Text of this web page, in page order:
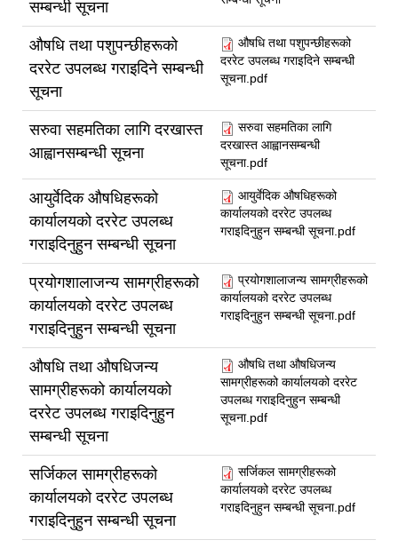
सम्बन्धी सूचना
औषधि तथा पशुपन्छीहरूको
दररेट उपलब्ध गराइदिने सम्बन्धी
सूचना
औषधि तथा पशुपन्छीहरूको
दररेट उपलब्ध गराइदिने सम्बन्धी
सूचना.pdf
सरुवा सहमतिका लागि दरखास्त
आह्वानसम्बन्धी सूचना
सरुवा सहमतिका लागि
दरखास्त आह्वानसम्बन्धी
सूचना.pdf
आयुर्वेदिक औषधिहरूको
कार्यालयको दररेट उपलब्ध
गराइदिनुहुन सम्बन्धी सूचना
आयुर्वेदिक औषधिहरूको
कार्यालयको दररेट उपलब्ध
गराइदिनुहुन सम्बन्धी सूचना.pdf
प्रयोगशालाजन्य सामग्रीहरूको
कार्यालयको दररेट उपलब्ध
गराइदिनुहुन सम्बन्धी सूचना
प्रयोगशालाजन्य सामग्रीहरूको
कार्यालयको दररेट उपलब्ध
गराइदिनुहुन सम्बन्धी सूचना.pdf
औषधि तथा औषधिजन्य
सामग्रीहरूको कार्यालयको
दररेट उपलब्ध गराइदिनुहुन
सम्बन्धी सूचना
औषधि तथा औषधिजन्य
सामग्रीहरूको कार्यालयको दररेट
उपलब्ध गराइदिनुहुन सम्बन्धी
सूचना.pdf
सर्जिकल सामग्रीहरूको
कार्यालयको दररेट उपलब्ध
गराइदिनुहुन सम्बन्धी सूचना
सर्जिकल सामग्रीहरूको
कार्यालयको दररेट उपलब्ध
गराइदिनुहुन सम्बन्धी सूचना.pdf